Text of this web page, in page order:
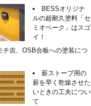
BESSオリジナ
ルの超耐久塗料「セ
ミオペーク」はスゴ
イ！
チ吉、OSB合板への塗装につ
薪ストーブ用の
薪を早く乾燥させた
いときの工夫につい
て